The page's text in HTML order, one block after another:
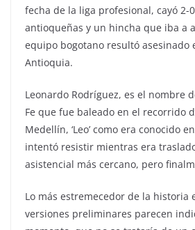
fecha de la liga profesional, cayó 2-
antioqueñas y un hincha que iba a
equipo bogotano resultó asesinado
Antioquia.
Leonardo Rodríguez, es el nombre
Fe que fue baleado en el recorrido
Medellín, ‘Leo’ como era conocido
intentó resistir mientras era
asistencial más cercano, pero
Lo más estremecedor de la historia
versiones preliminares parecen